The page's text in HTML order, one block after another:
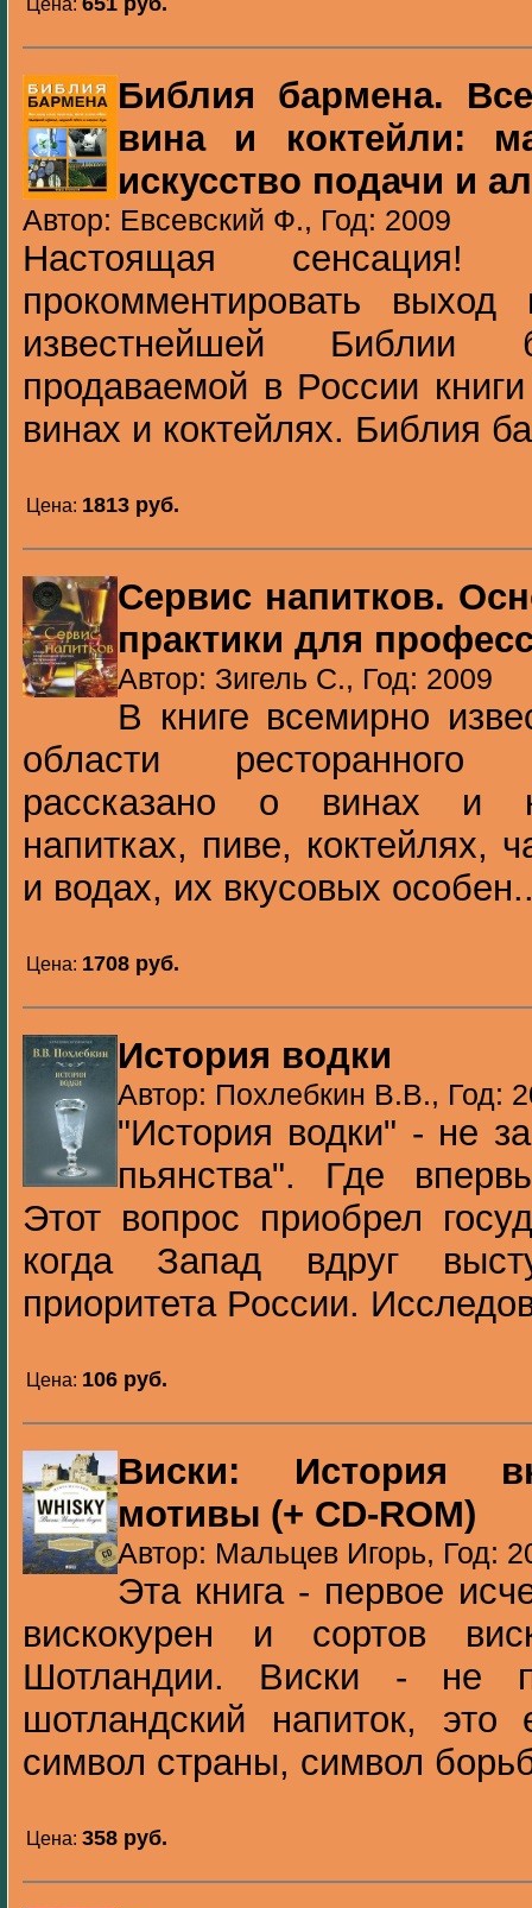
Цена:
Библия бармена.
вина и коктейли:
искусство подачи и
Автор: Евсевский Ф., Год: 2009
Настоящая
прокомментировать
известнейшей
продаваемой в России
винах и коктейлях. Библия
Цена: 1813 pуб.
Сервис напитков.
практики для
Автор: Зигель С., Год: 2009
В книге всемирно
области ресторанного
рассказано о винах и
напитках, пиве, коктейлях,
и водах, их вкусовых
Цена: 1708 pуб.
История водки
Автор: Похлебкин В.В., Год:
"История водки" - не
пьянства". Где
Этот вопрос приобрел
когда Запад вдруг
приоритета России.
Цена: 106 pуб.
Виски: История
мотивы (+ CD-ROM)
Автор: Мальцев Игорь, Год:
Эта книга - первое
вискокурен и сортов
Шотландии. Виски - не
шотландский напиток,
символ страны, символ
Цена: 358 pуб.